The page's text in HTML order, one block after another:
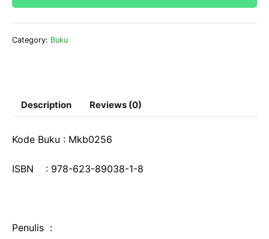
Category: Buku
Description Reviews (0)
Kode Buku : Mkb0256
ISBN : 978-623-89038-1-8
Penulis :